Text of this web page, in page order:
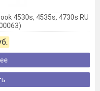
4530s, 4535s, 4730s RU